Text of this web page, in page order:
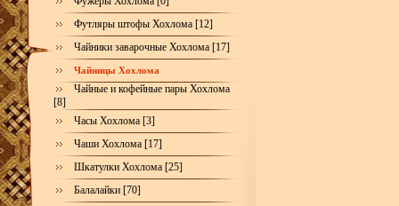
Футляры штофы Хохлома [12]
Чайники заварочные Хохлома [17]
Чайницы Хохлома
Чайные и кофейные пары Хохлома
[8]
Часы Хохлома [3]
Чаши Хохлома [17]
Шкатулки Хохлома [25]
Балалайки [70]